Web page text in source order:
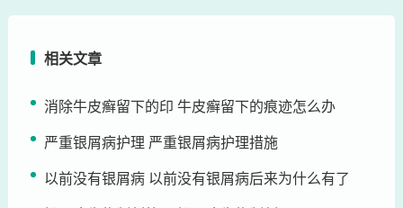
相关文章
消除牛皮癣留下的印 牛皮癣留下的痕迹怎么办
严重银屑病护理 严重银屑病护理措施
以前没有银屑病 以前没有银屑病后来为什么有了